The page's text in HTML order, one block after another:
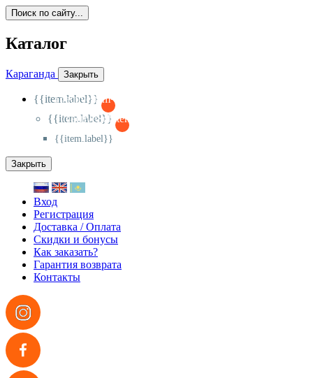
Поиск по сайту...
Каталог
Караганда Закрыть
{{item.label}}
{{activeItem==item.id?'-
{{item.label}}
{{activeSubitem==item.id?'-
{{item.label}}
Закрыть
Вход
Регистрация
Доставка / Оплата
Скидки и бонусы
Как заказать?
Гарантия возврата
Контакты